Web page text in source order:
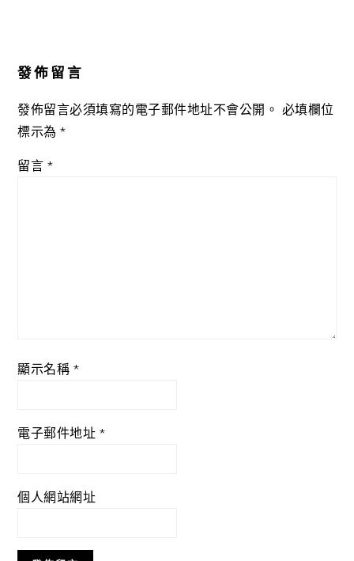
發佈留言
發佈留言必須填寫的電子郵件地址不會公開。 必填欄位
標示為*
留言 *
顯示名稱 *
電子郵件地址 *
個人網站網址